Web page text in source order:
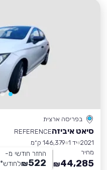
בפריסה ארצית
סיאט איביזהREFERENCE
2021 יד 1
146,379 ק״מ
מחיר
44,285
₪
החזר חודשי מ-
522
₪לחודש*